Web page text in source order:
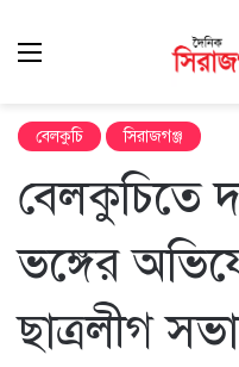
Menu
বেলকুচি সিরাজগঞ্জ
বেলকুচিতে
ভঙ্গের
ছাত্রলীগ